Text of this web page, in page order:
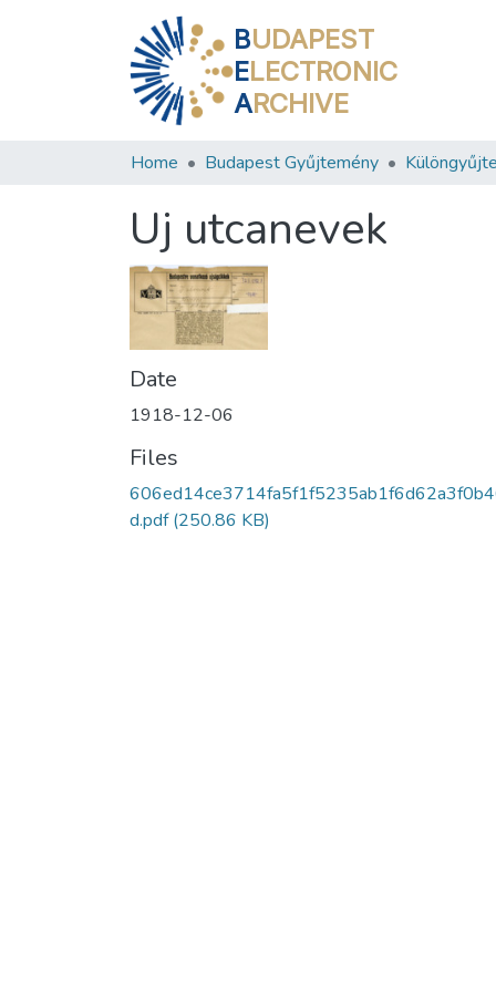
BUDAPEST
ELECTRONIC
ARCHIVE
Home Budapest Gyűjtemény
Uj utcanevek
Date
1918-12-06
Files
d.pdf(250.86 KB)